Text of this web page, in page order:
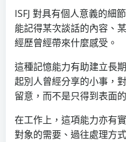
ISFJ 對具有個人意義的細
能記得某次談話的內容、
經歷曾經帶來什麼感受。
這種記憶能力有助建立長
起別人曾經分享的小事，
留意，而不是只得到表面
在工作上，這項能力亦有
對象的需要、過往處理方